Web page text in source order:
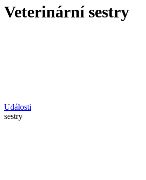
Veterinární sestry
Události
sestry